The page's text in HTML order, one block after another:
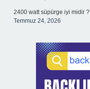
2400 watt süpürge iyi midir ?
Temmuz 24, 2026